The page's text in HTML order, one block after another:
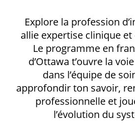
Explore la profession
allie expertise clinique
Le programme en
d’Ottawa t’ouvre la
dans l’équipe de
approfondir ton savoir,
professionnelle et
l’évolution du